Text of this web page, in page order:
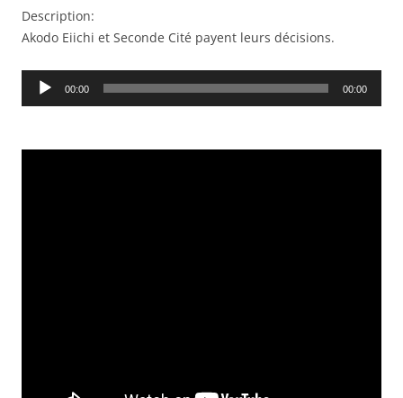
Description:
Akodo Eiichi et Seconde Cité payent leurs décisions.
Audio
00:00 00:00